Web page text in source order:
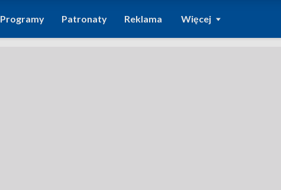
Programy Patronaty Reklama Więcej